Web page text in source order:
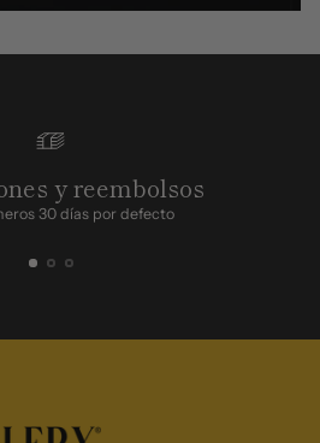
y reembolsos
30 días por defecto